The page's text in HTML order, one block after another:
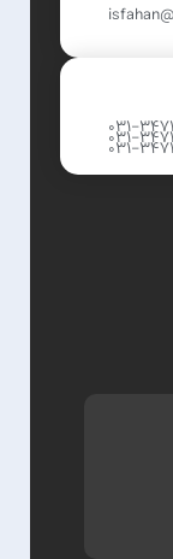
031-
031-
031-